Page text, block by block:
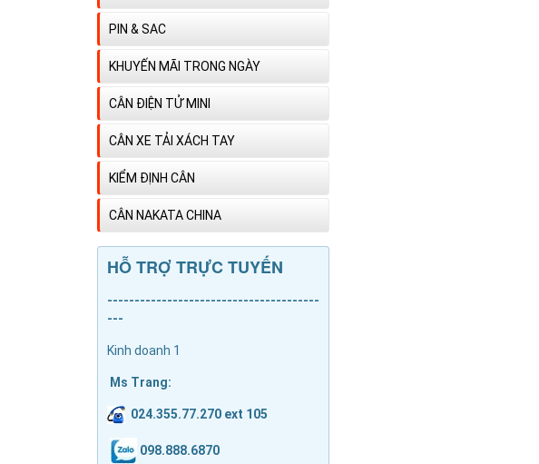
PIN & SAC
KHUYẾN MÃI TRONG NGÀY
CÂN ĐIỆN TỬ MINI
CÂN XE TẢI XÁCH TAY
KIỂM ĐỊNH CÂN
CÂN NAKATA CHINA
HỖ TRỢ TRỰC TUYẾN
---------------------------------------
---
Kinh doanh 1
Ms Trang:
024.355.77.270 ext 105
098.888.6870